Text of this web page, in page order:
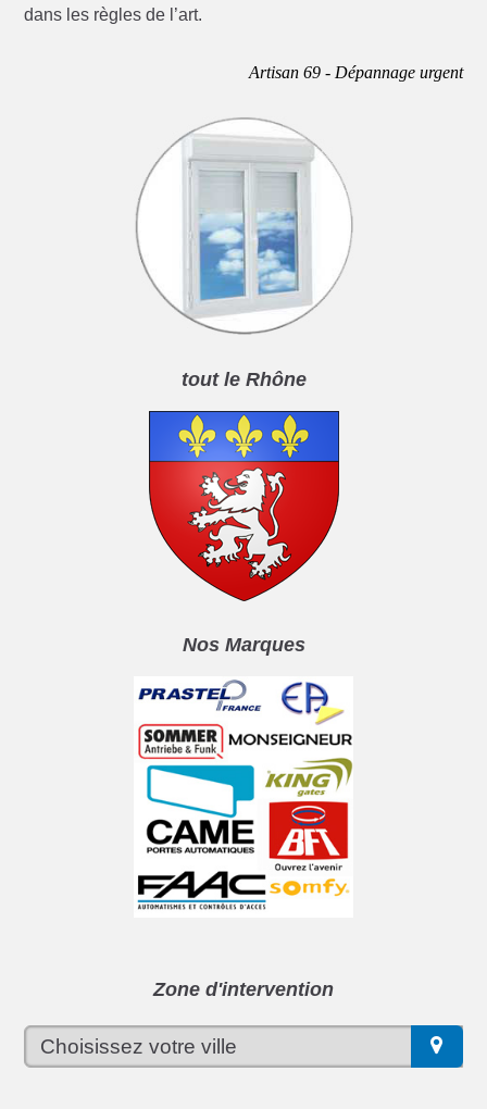
dans les règles de l’art.
Artisan 69 - Dépannage urgent
tout le Rhône
Nos Marques
Zone d'intervention